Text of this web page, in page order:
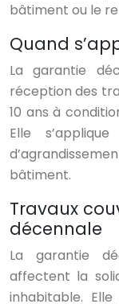
bâtiment ou le
Quand
La garantie
réception des
10 ans à
Elle
bâtiment.
Travaux
décennale
La garantie
affectent la
inhabitable.